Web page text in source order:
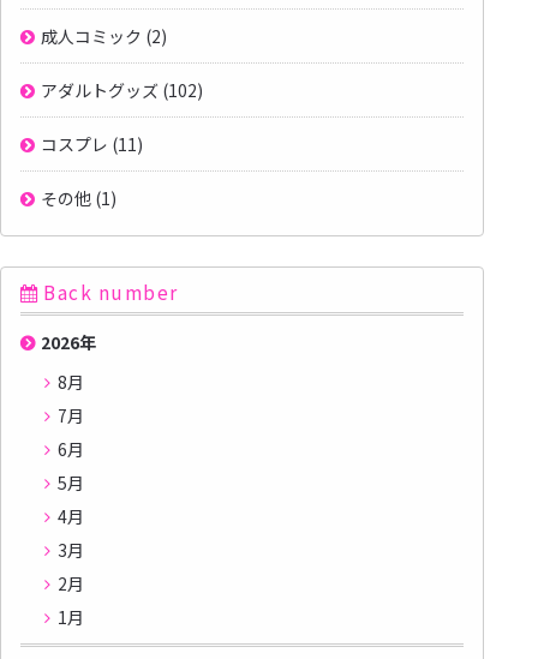
成人コミック (2)
アダルトグッズ (102)
コスプレ (11)
その他 (1)
Back number
2026年
8月
7月
6月
5月
4月
3月
2月
1月